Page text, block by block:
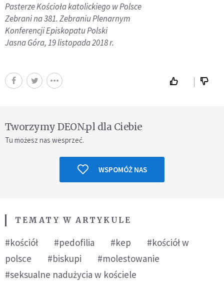
Pasterze Kościoła katolickiego w Polsce
Zebrani na 381. Zebraniu Plenarnym
Konferencji Episkopatu Polski
Jasna Góra, 19 listopada 2018 r.
Tworzymy DEON.pl dla Ciebie
Tu możesz nas wesprzeć.
WSPOMÓŻ NAS
TEMATY W ARTYKULE
#kościół #pedofilia #kep
#kościół w
polsce
#biskupi
#molestowanie
#seksualne nadużycia w kościele